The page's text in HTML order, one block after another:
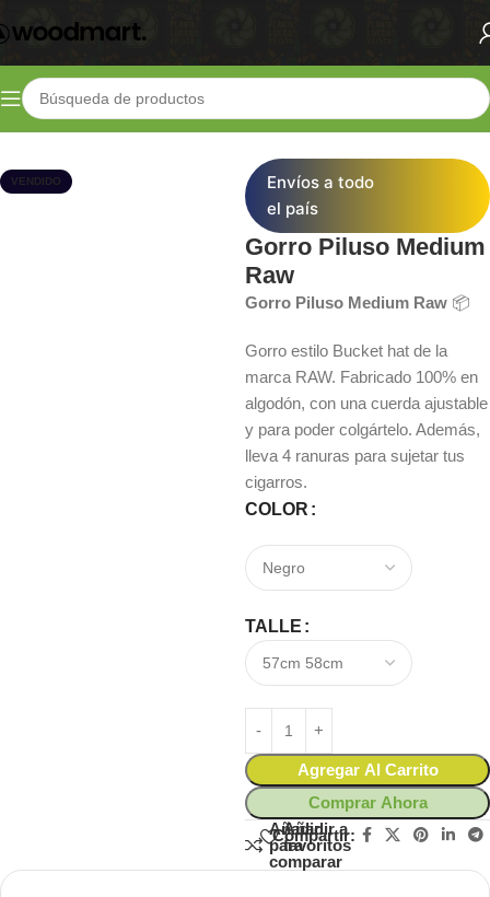
Inicio Shop Lifestyle Indumentaria
VENDIDO
Envíos a todo
el país
Gorro Piluso Medium
Raw
Gorro Piluso Medium Raw 📦
Gorro estilo Bucket hat de la
marca RAW. Fabricado 100% en
algodón, con una cuerda ajustable
y para poder colgártelo. Además,
lleva 4 ranuras para sujetar tus
cigarros.
COLOR
TALLE
Agregar Al Carrito
Comprar Ahora
Añadir
para
comparar
Añadir a
favoritos
Compartir: